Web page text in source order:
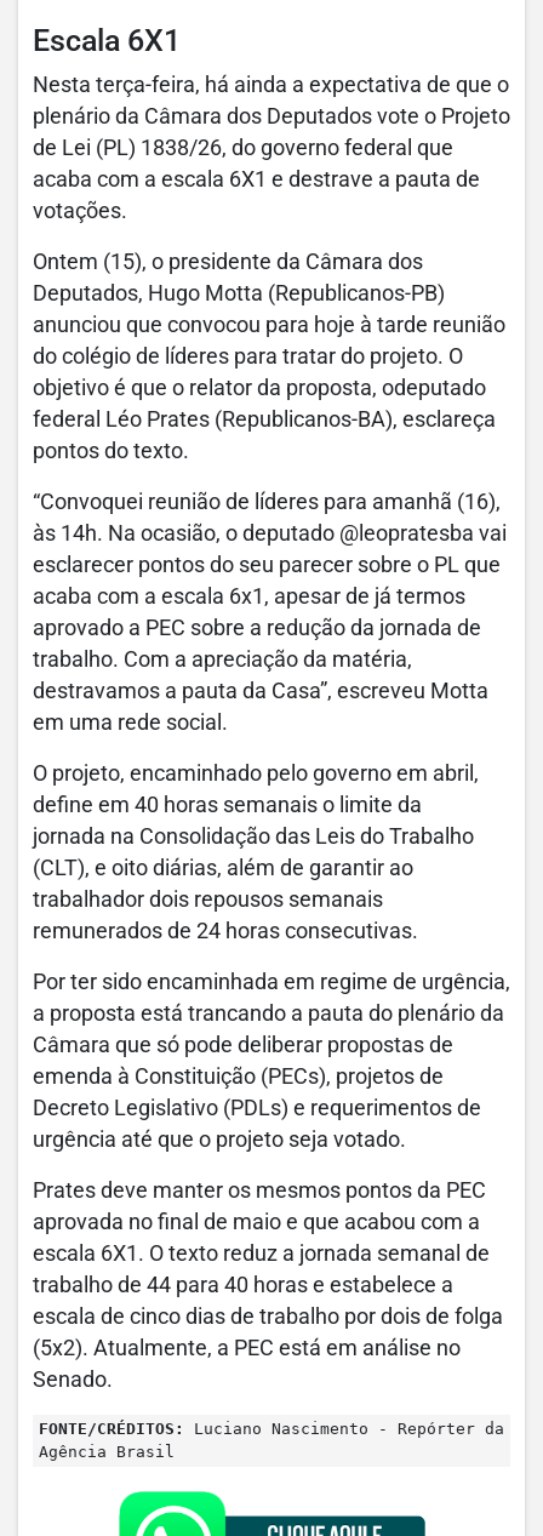
Escala 6X1
Nesta terça-feira, há ainda a expectativa de que o
plenário da Câmara dos Deputados vote o Projeto
de Lei (PL) 1838/26, do governo federal que
acaba com a escala 6X1 e destrave a pauta de
votações.
Ontem (15), o presidente da Câmara dos
Deputados, Hugo Motta (Republicanos-PB)
anunciou que convocou para hoje à tarde reunião
do colégio de líderes para tratar do projeto. O
objetivo é que o relator da proposta, odeputado
federal Léo Prates (Republicanos-BA), esclareça
pontos do texto.
“Convoquei reunião de líderes para amanhã (16),
às 14h. Na ocasião, o deputado @leopratesba vai
esclarecer pontos do seu parecer sobre o PL que
acaba com a escala 6x1, apesar de já termos
aprovado a PEC sobre a redução da jornada de
trabalho. Com a apreciação da matéria,
destravamos a pauta da Casa”, escreveu Motta
em uma rede social.
O projeto, encaminhado pelo governo em abril,
define em 40 horas semanais o limite da
jornada na Consolidação das Leis do Trabalho
(CLT), e oito diárias, além de garantir ao
trabalhador dois repousos semanais
remunerados de 24 horas consecutivas.
Por ter sido encaminhada em regime de urgência,
a proposta está trancando a pauta do plenário da
Câmara que só pode deliberar propostas de
emenda à Constituição (PECs), projetos de
Decreto Legislativo (PDLs) e requerimentos de
urgência até que o projeto seja votado.
Prates deve manter os mesmos pontos da PEC
aprovada no final de maio e que acabou com a
escala 6X1. O texto reduz a jornada semanal de
trabalho de 44 para 40 horas e estabelece a
escala de cinco dias de trabalho por dois de folga
(5x2). Atualmente, a PEC está em análise no
Senado.
FONTE/CRÉDITOS:
Luciano Nascimento - Repórter da
Agência Brasil